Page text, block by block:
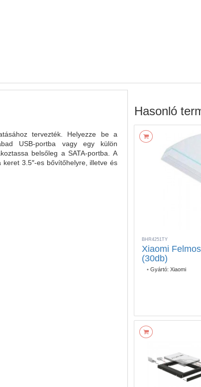
tervezték. Helyezze be a
USB-portba vagy egy külön
belsőleg a SATA-portba. A
3.5″-es bővítőhelyre, illetve és
Hasonló
BHR4251TY
Xiaomi
(30db)
• Gyártó: Xiaomi